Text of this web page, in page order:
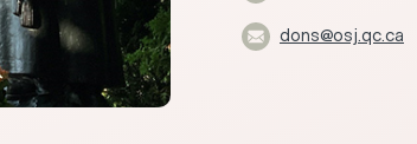
dons@osj.qc.ca